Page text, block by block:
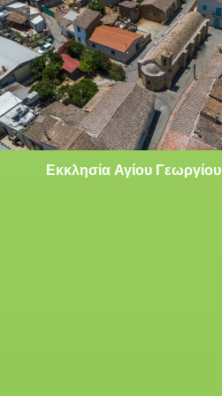
Εκκλησία Αγίου Γεωργίου